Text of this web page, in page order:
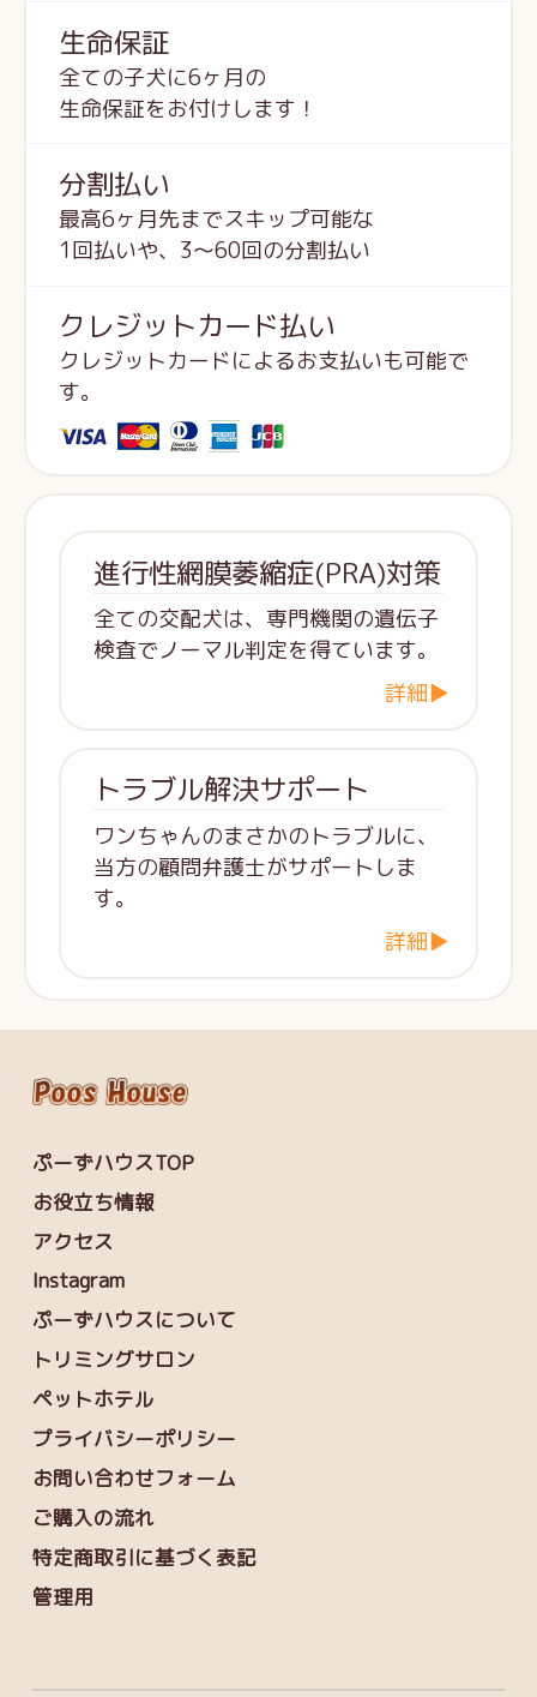
生命保証
全ての子犬に6ヶ月の
生命保証をお付けします！
分割払い
最高6ヶ月先までスキップ可能な
1回払いや、3～60回の分割払い
クレジットカード払い
クレジットカードによるお支払いも可能で
す。
進行性網膜萎縮症(PRA)対策
全ての交配犬は、専門機関の遺伝子
検査でノーマル判定を得ています。
詳細▶
トラブル解決サポート
ワンちゃんのまさかのトラブルに、
当方の顧問弁護士がサポートしま
す。
詳細▶
ぷーずハウスTOP
お役立ち情報
アクセス
Instagram
ぷーずハウスについて
トリミングサロン
ペットホテル
プライバシーポリシー
お問い合わせフォーム
ご購入の流れ
特定商取引に基づく表記
管理用